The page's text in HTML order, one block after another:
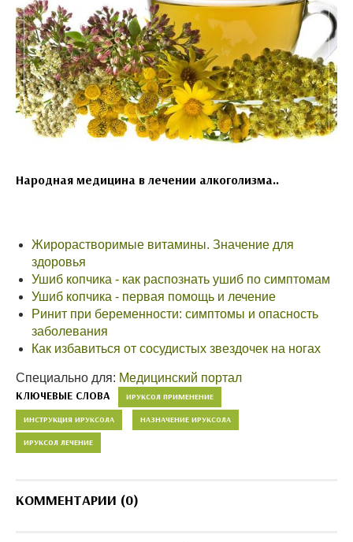
Народная медицина в лечении алкоголизма..
Жирорастворимые витамины. Значение для
здоровья
Ушиб копчика - как распознать ушиб по симптомам
Ушиб копчика - первая помощь и лечение
Ринит при беременности: симптомы и опасность
заболевания
Как избавиться от сосудистых звездочек на ногах
Специально для: Медицинский портал
КЛЮЧЕВЫЕ СЛОВА ИРУКСОЛ ПРИМЕНЕНИЕ
ИНСТРУКЦИЯ ИРУКСОЛА НАЗНАЧЕНИЕ ИРУКСОЛА
ИРУКСОЛ ЛЕЧЕНИЕ
КОММЕНТАРИИ (0)